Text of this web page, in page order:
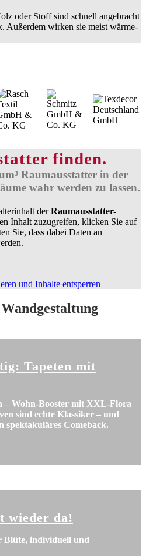
oder Stoff sind schnell angebracht
Außerdem wirken sie meist wärme-
finden.
Raumausstatter in der
wahr werden zu lassen.
derRaumausstatter-
Inhalt zuzugreifen, klicken Sie auf
Sie, dass dabei Daten an
und Inhalte entsperren
Tapeten mit
– Wohn-Booster mit XXL-Flora
sind echte Klassiker – und
spektakuläres Comeback.
wieder da!
Blüte, individuell und